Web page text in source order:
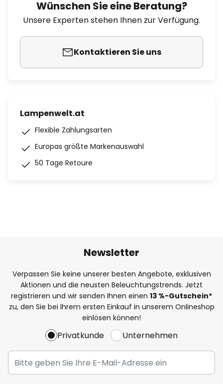
Wünschen Sie eine Beratung?
Unsere Experten stehen Ihnen zur Verfügung.
Kontaktieren Sie uns
Lampenwelt.at
Flexible Zahlungsarten
Europas größte Markenauswahl
50 Tage Retoure
Newsletter
Verpassen Sie keine unserer besten Angebote, exklusiven
Aktionen und die neusten Beleuchtungstrends. Jetzt
registrieren und wir senden Ihnen einen 13 %-Gutschein*
zu, den Sie bei Ihrem ersten Einkauf in unserem Onlineshop
einlösen können!
Privatkunde Unternehmen